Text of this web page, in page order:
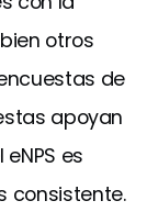
otros
de
apoyan
es
consistente.